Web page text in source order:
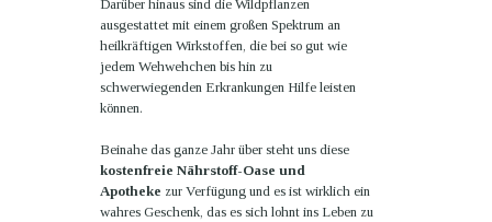
Darüber hinaus sind die Wildpflanzen
ausgestattet mit einem großen Spektrum an
heilkräftigen Wirkstoffen, die bei so gut wie
jedem Wehwehchen bis hin zu
schwerwiegenden Erkrankungen Hilfe leisten
können.
Beinahe das ganze Jahr über steht uns diese
kostenfreie Nährstoff-Oase und
Apotheke zur Verfügung und es ist wirklich ein
wahres Geschenk, das es sich lohnt ins Leben zu